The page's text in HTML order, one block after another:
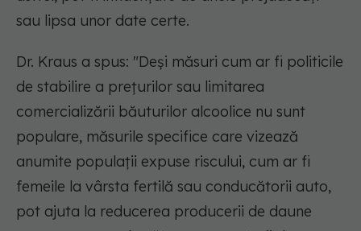
sau lipsa unor date certe.
Dr. Kraus a spus: "Deși măsuri cum ar fi politicile
de stabilire a prețurilor sau limitarea
comercializării băuturilor alcoolice nu sunt
populare, măsurile specifice care vizează
anumite populații expuse riscului, cum ar fi
femeile la vârsta fertilă sau conducătorii auto,
pot ajuta la reducerea producerii de daune